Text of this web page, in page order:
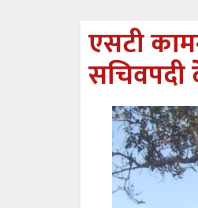
एसटी
सचिवपदी